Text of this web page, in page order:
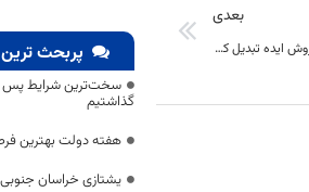
بعدی
خراسان جنوبی را با وجود نیروهای خلاق به برند فروش ایده تبدیل کنیم پربحث
سخت‌ترین شرایط پس
گذاشتیم
هفته دولت بهترین
یشتازی خراسان